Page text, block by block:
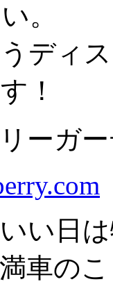
。
ディ
！
ーガ
い日
車の